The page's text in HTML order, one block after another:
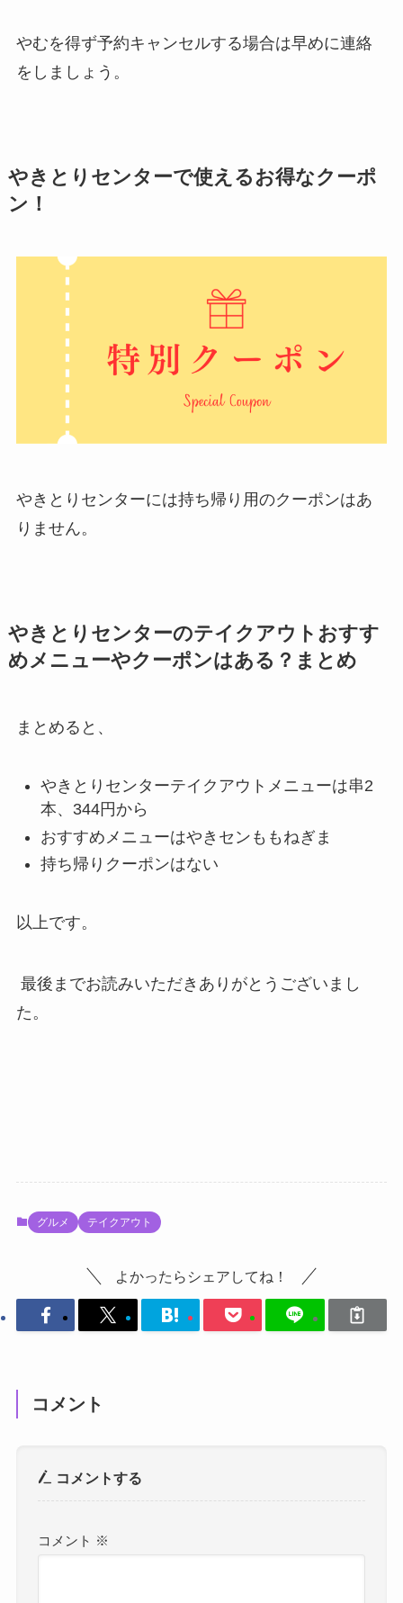
やむを得ず予約キャンセルする場合は早めに連絡
をしましょう。
やきとりセンターで使えるお得なクーポ
ン！
やきとりセンターには持ち帰り用のクーポンはあ
りません。
やきとりセンターのテイクアウトおすす
めメニューやクーポンはある？まとめ
まとめると、
やきとりセンターテイクアウトメニューは串2
本、344円から
おすすめメニューはやきセンももねぎま
持ち帰りクーポンはない
以上です。
最後までお読みいただきありがとうございまし
た。
グルメ テイクアウト
よかったらシェアしてね！
コメント
コメントする
コメント ※